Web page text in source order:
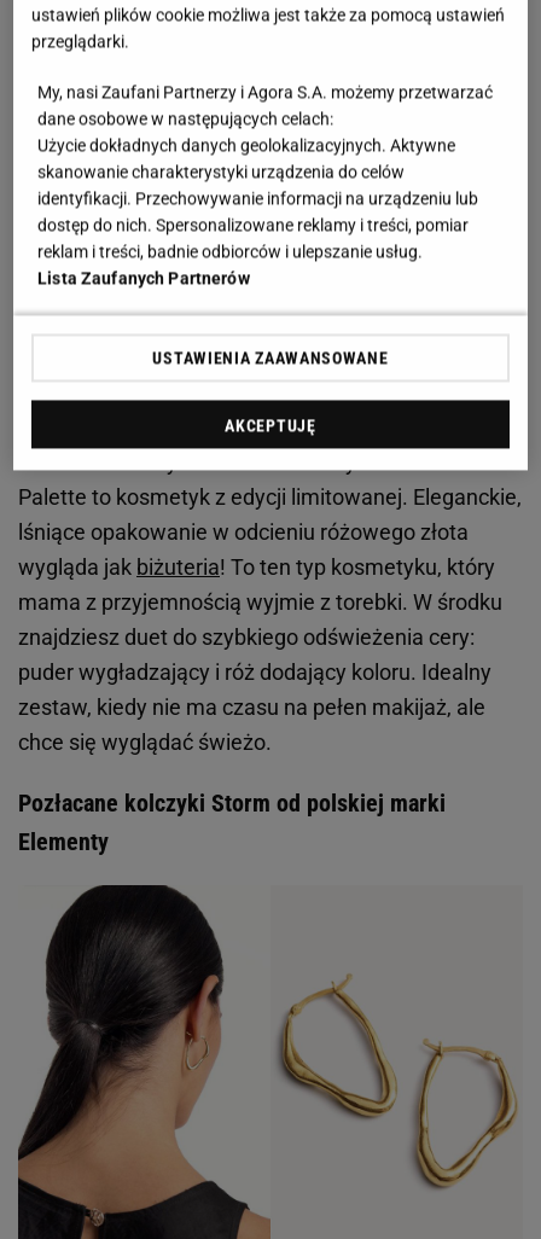
fot. Charlotte Tilbury
Palette to kosmetyk z edycji limitowanej. Eleganckie,
lśniące opakowanie w odcieniu różowego złota
wygląda jak biżuteria! To ten typ kosmetyku, który
mama z przyjemnością wyjmie z torebki. W środku
znajdziesz duet do szybkiego odświeżenia cery:
puder wygładzający i róż dodający koloru. Idealny
zestaw, kiedy nie ma czasu na pełen makijaż, ale
chce się wyglądać świeżo.
Pozłacane kolczyki Storm od polskiej marki
Elementy
ustawień plików cookie możliwa jest także za pomocą ustawień
przeglądarki.
My, nasi Zaufani Partnerzy i Agora S.A. możemy przetwarzać
dane osobowe w następujących celach:
Użycie dokładnych danych geolokalizacyjnych. Aktywne
skanowanie charakterystyki urządzenia do celów
identyfikacji. Przechowywanie informacji na urządzeniu lub
dostęp do nich. Spersonalizowane reklamy i treści, pomiar
reklam i treści, badnie odbiorców i ulepszanie usług.
Lista Zaufanych Partnerów
USTAWIENIA ZAAWANSOWANE
AKCEPTUJĘ